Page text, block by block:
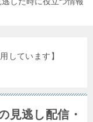
しています】
見逃し配信・